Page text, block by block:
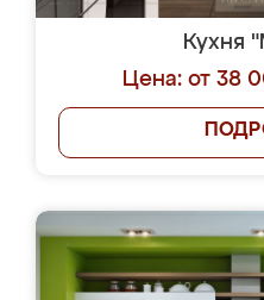
Кухня
Цена: от 38